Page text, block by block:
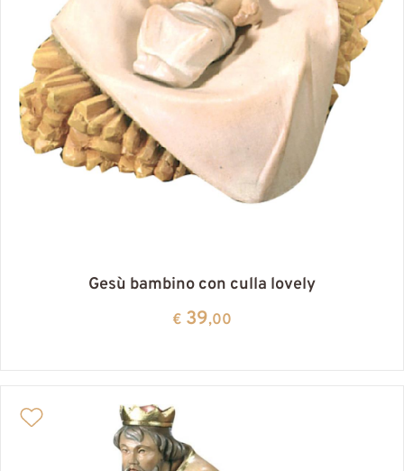
Gesù bambino con culla lovely
€ 39,00